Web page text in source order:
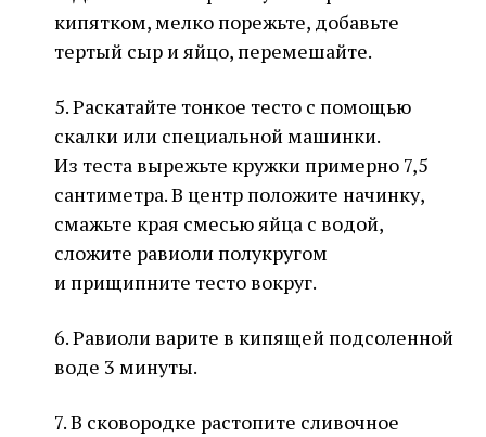
кипятком, мелко порежьте, добавьте
тертый сыр и яйцо, перемешайте.
5. Раскатайте тонкое тесто с помощью
скалки или специальной машинки.
Из теста вырежьте кружки примерно 7,5
сантиметра. В центр положите начинку,
смажьте края смесью яйца с водой,
сложите равиоли полукругом
и прищипните тесто вокруг.
6. Равиоли варите в кипящей подсоленной
воде 3 минуты.
7. В сковородке растопите сливочное